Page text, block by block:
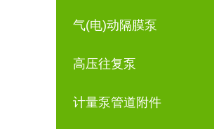
气(电)动隔膜泵
高压往复泵
计量泵管道附件